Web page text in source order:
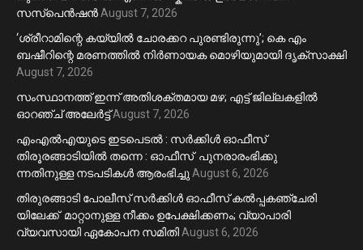
സസ്പെൻഷൻAugust 7, 2026
‘ശ്രീറാമിന്റെ കയ്യിൽ ചോരക്കറ പുരണ്ടിരുന്നു’; കെ എം
ബഷീറിന്റെ മരണത്തിൽ നിർണായക മൊഴിയുമായി ദൃക്‌സാക്ഷി
August 7, 2026
സംസ്ഥാനത്ത് ഇന്ന് അതിശക്തമായ മഴ; എട്ട് ജില്ലകളിൽ
ഓറഞ്ച് അലേര്‍ട്ട്August 7, 2026
എംഎൽഎയുടെ ഇടപെടൽ : സര്‍ക്കിള്‍ ഓഫീസ്
തിരൂരങ്ങാടിയിൽ തന്നെ : ഓഫീസ് പുനരാരംഭിക്കു
ന്നതിനുള്ള നടപടികൾ ആരംഭിച്ചുAugust 6, 2026
തിരുരങ്ങാടി പോലീസ് സർക്കിൾ ഓഫീസ് കൽപ്പകഞ്ചേരി
യിലേക്ക് മാറ്റാനുള്ള നീക്കം ഉപേക്ഷിക്കണം; വ്യാപാരി
വ്യവസായി ഏകോപന സമിതിAugust 6, 2026